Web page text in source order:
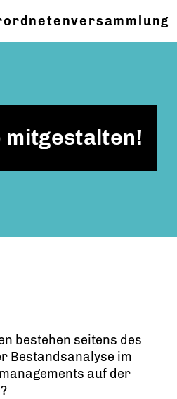
bestehen seitens des
Bestandsanalyse im
auf der